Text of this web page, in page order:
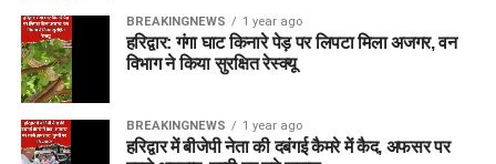
BREAKINGNEWS 1 year ago
हरिद्वार: गंगा घाट किनारे पेड़ पर लिपटा मिला अजगर, वन
विभाग ने किया सुरक्षित रेस्क्यू
BREAKINGNEWS 1 year ago
हरिद्वार में बीजेपी नेता की दबंगई कैमरे में कैद, अफसर पर